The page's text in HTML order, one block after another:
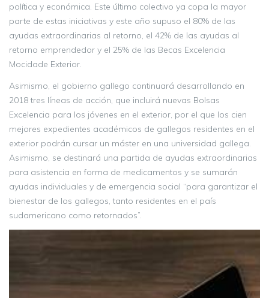
política y económica. Este último colectivo ya copa la mayor
parte de estas iniciativas y este año supuso el 80% de las
ayudas extraordinarias al retorno, el 42% de las ayudas al
retorno emprendedor y el 25% de las Becas Excelencia
Mocidade Exterior.
Asimismo, el gobierno gallego continuará desarrollando en
2018 tres líneas de acción, que incluirá nuevas Bolsas
Excelencia para los jóvenes en el exterior, por el que los cien
mejores expedientes académicos de gallegos residentes en el
exterior podrán cursar un máster en una universidad gallega.
Asimismo, se destinará una partida de ayudas extraordinarias
para asistencia en forma de medicamentos y se sumarán
ayudas individuales y de emergencia social “para garantizar el
bienestar de los gallegos, tanto residentes en el país
sudamericano como retornados”.